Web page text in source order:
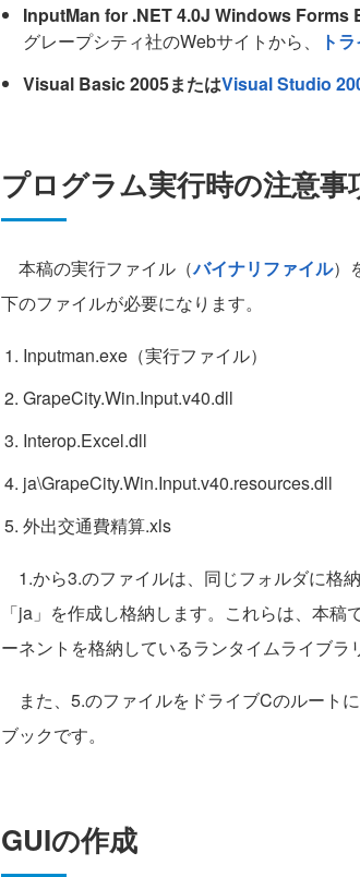
InputMan for .NET 4.0J Windows Forms
グレープシティ社のWebサイトから、
ト
Visual Basic 2005またはVisual Studio
プログラム実行時の注意事
本稿の実行ファイル（バイナリファイル）
下のファイルが必要になります。
Inputman.exe（実行ファイル）
GrapeCity.Win.Input.v40.dll
Interop.Excel.dll
ja\GrapeCity.Win.Input.v40.resources.dll
外出交通費精算.xls
1.から3.のファイルは、同じフォルダに格
「ja」を作成し格納します。これらは、本
ーネントを格納しているランタイムライブラ
また、5.のファイルをドライブCのルート
ブックです。
GUIの作成